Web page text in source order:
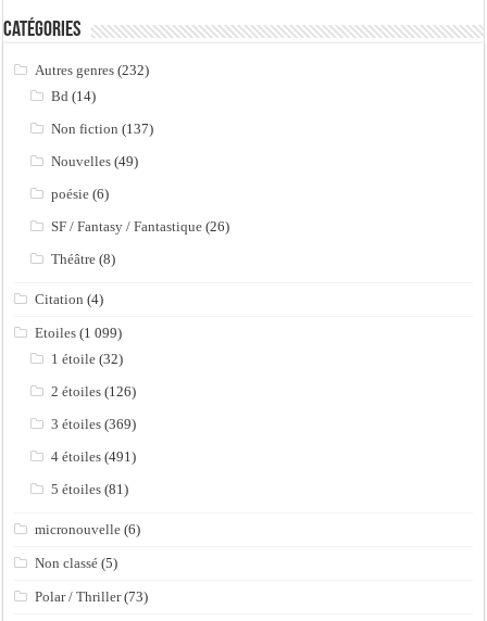
Catégories
Autres genres (232)
Bd (14)
Non fiction (137)
Nouvelles (49)
poésie (6)
SF / Fantasy / Fantastique (26)
Théâtre (8)
Citation (4)
Etoiles (1 099)
1 étoile (32)
2 étoiles (126)
3 étoiles (369)
4 étoiles (491)
5 étoiles (81)
micronouvelle (6)
Non classé (5)
Polar / Thriller(73)